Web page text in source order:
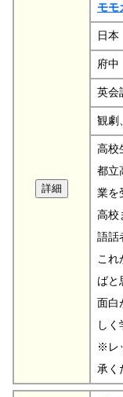
モモ
日本
府中
英会
観劇
高校
都立
業を
高校
語話
これ
ばと
面白
しく
※レ
承く